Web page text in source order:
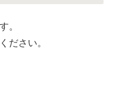
。
ださい。